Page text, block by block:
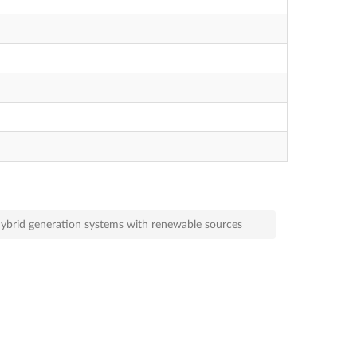
generation systems with renewable sources